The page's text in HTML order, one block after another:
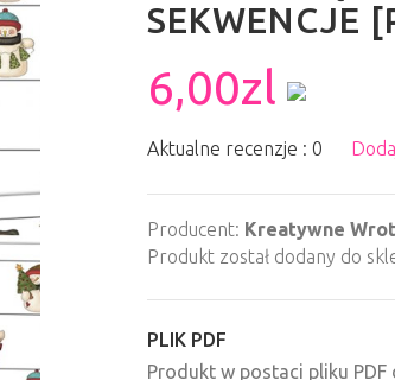
SEKWENCJE
6,00zl
Aktualne recenzje : 0
Producent: Kreatywne
Produkt został dodany do
PLIK PDF
Produkt w postaci pliku